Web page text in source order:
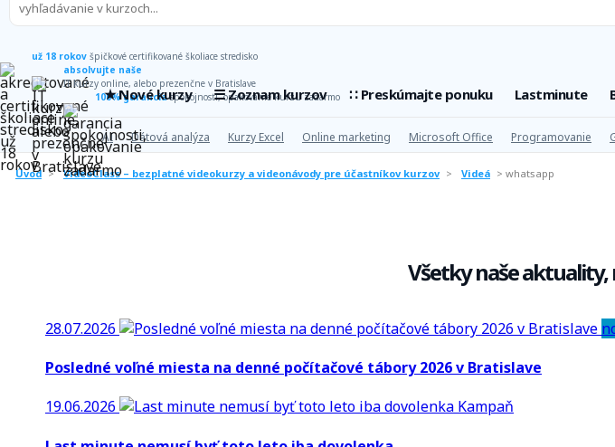
už 18 rokov špičkové certifikované školiace stredisko
absolvujte naše
IT kurzy online, alebo prezenčne v Bratislave
100% garanciaspokojnosti, opakovanie kurzu zadarmo
★ Nové kurzy ☰ Zoznam kurzov ∷ Preskúmajte ponuku Lastminute
AI Dátová analýza Kurzy Excel Online marketing Microsoft Office Programovanie
Úvod > VideoClass – bezplatné videokurzy a videonávody pre účastníkov kurzov > Videá > whatsapp
Všetky naše aktuality,
28.07.2026
Posledné voľné miesta na denné počítačové tábory 2026 v Bratislave
19.06.2026
Kampaň